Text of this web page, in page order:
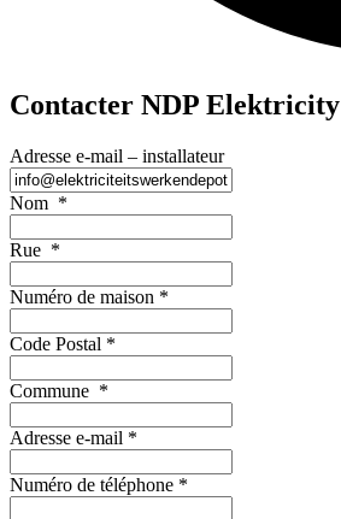
Contacter NDP Elektricity
Adresse e-mail – installateur
Nom *
Rue *
Numéro de maison *
Code Postal *
Commune *
Adresse e-mail *
Numéro de téléphone *